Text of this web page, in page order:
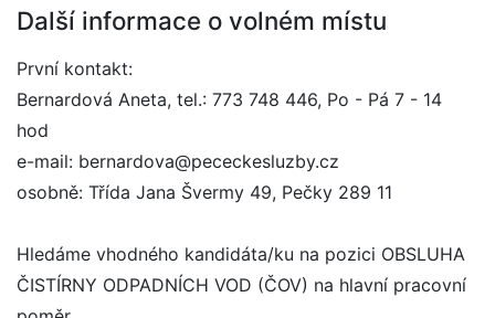
Další informace o volném místu
První kontakt:
Bernardová Aneta, tel.: 773 748 446, Po - Pá 7 - 14
hod
e-mail: bernardova@pececkesluzby.cz
osobně: Třída Jana Švermy 49, Pečky 289 11
Hledáme vhodného kandidáta/ku na pozici OBSLUHA
ČISTÍRNY ODPADNÍCH VOD (ČOV) na hlavní pracovní